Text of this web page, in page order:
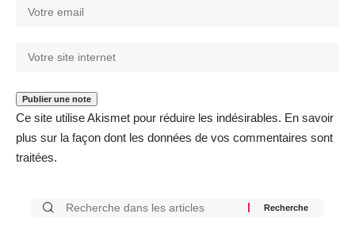
Ce site utilise Akismet pour réduire les indésirables. En savoir
plus sur la façon dont les données de vos commentaires sont
traitées.